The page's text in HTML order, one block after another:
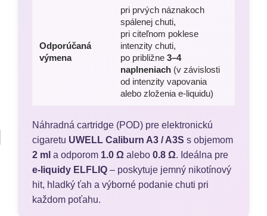
Odporúčaná
výmena
pri prvých náznakoch
spálenej chuti,
pri citeľnom poklese
intenzity chuti,
po približne 3–4
naplneniach (v závislosti
od intenzity vapovania
alebo zloženia e-liquidu)
Náhradná cartridge (POD) pre elektronickú
cigaretu UWELL Caliburn A3 / A3S s objemom
2 ml a odporom 1.0 Ω alebo 0.8 Ω. Ideálna pre
e-liquidy ELFLIQ – poskytuje jemný nikotínový
hit, hladký ťah a výborné podanie chuti pri
každom poťahu.